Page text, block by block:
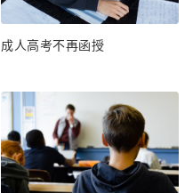
成人高考不再函授